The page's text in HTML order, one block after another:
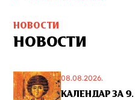
НОВОСТИ
НОВОСТИ
08.08.2026.
КАЛЕНДАР ЗА 9.